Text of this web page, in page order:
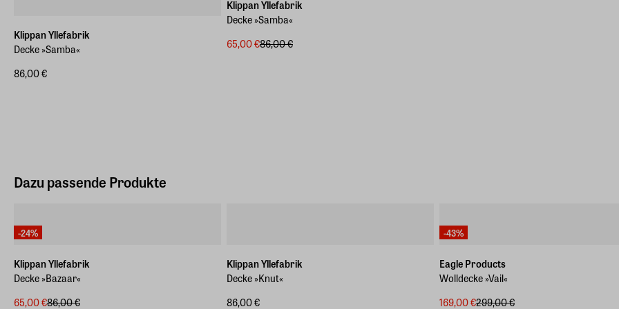
Klippan Yllefabrik
Decke »Samba«
86,00 €
Klippan Yllefabrik
Decke »Samba«
65,00 €86,00 €
Dazu passende Produkte
-24%
Klippan Yllefabrik
Decke »Bazaar«
65,00 €86,00 €
Klippan Yllefabrik
Decke »Knut«
86,00 €
-43%
Eagle Products
Wolldecke »Vail«
169,00 €299,00 €